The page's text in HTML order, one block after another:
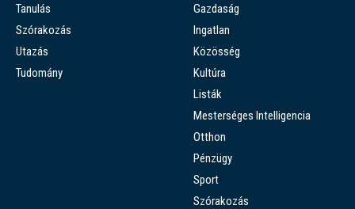
Tanulás
Szórakozás
Utazás
Tudomány
Gazdaság
Ingatlan
Közösség
Kultúra
Listák
Mesterséges Intelligencia
Otthon
Pénzügy
Sport
Szórakozás